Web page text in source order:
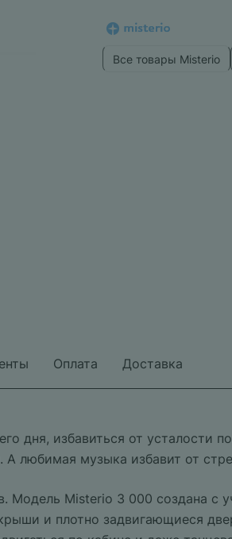
Все товары Misterio
Оплата Доставка
дня, избавиться от
музыка избавит от
Модель Misterio 3 000 создана с
и плотно задвигающиеся